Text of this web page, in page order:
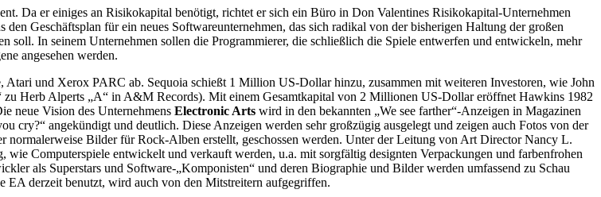
Da er einiges an Risikokapital benötigt, richtet er sich ein Büro in Don Valentines Risikokapital-Unternehmen
Geschäftsplan für ein neues Softwareunternehmen, das sich radikal von der bisherigen Haltung der großen
soll. In seinem Unternehmen sollen die Programmierer, die schließlich die Spiele entwerfen und entwickeln, mehr
angesehen werden.
und Xerox PARC ab. Sequoia schießt 1 Million US-Dollar hinzu, zusammen mit weiteren Investoren, wie John
zu Herb Alperts „A“ in A&M Records). Mit einem Gesamtkapital von 2 Millionen US-Dollar eröffnet Hawkins 1982
neue Vision des Unternehmens Electronic Arts wird in den bekannten „We see farther“-Anzeigen in Magazinen
cry?“ angekündigt und deutlich. Diese Anzeigen werden sehr großzügig ausgelegt und zeigen auch Fotos von der
normalerweise Bilder für Rock-Alben erstellt, geschossen werden. Unter der Leitung von Art Director Nancy L.
wie Computerspiele entwickelt und verkauft werden, u.a. mit sorgfältig designten Verpackungen und farbenfrohen
als Superstars und Software-„Komponisten“ und deren Biographie und Bilder werden umfassend zu Schau
EA derzeit benutzt, wird auch von den Mitstreitern aufgegriffen.